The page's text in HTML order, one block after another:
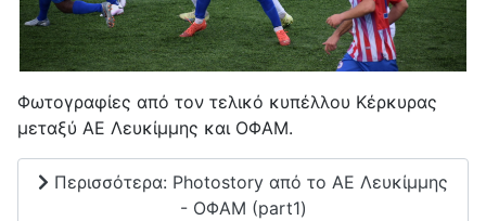
Φωτογραφίες από τον τελικό κυπέλλου Κέρκυρας
μεταξύ ΑΕ Λευκίμμης και ΟΦΑΜ.
Περισσότερα: Photostory από το ΑΕ Λευκίμμης
- ΟΦΑΜ (part1)